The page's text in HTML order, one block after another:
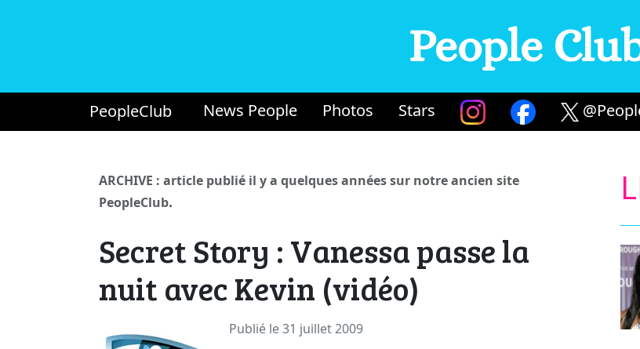
People
PeopleClub News People Photos Stars
ARCHIVE : article publié il y a quelques années sur notre ancien site
PeopleClub.
Secret Story : Vanessa passe la
nuit avec Kevin (vidéo)
Publié le 31 juillet 2009